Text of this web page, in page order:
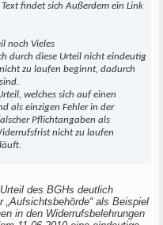
findet sich Außerdem ein Link
noch Vieles
durch diese Urteil nicht eindeutig
zu laufen beginnt, dadurch
welches sich auf einen
als einzigen Fehler in der
Pflichtangaben als
nicht zu laufen
des BGHs deutlich
„Aufsichtsbehörde“ als Beispiel
in den Widerrufsbelehrungen